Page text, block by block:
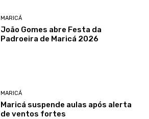
MARICÁ
João Gomes abre Festa da
Padroeira de Maricá 2026
MARICÁ
Maricá suspende aulas após alerta
de ventos fortes